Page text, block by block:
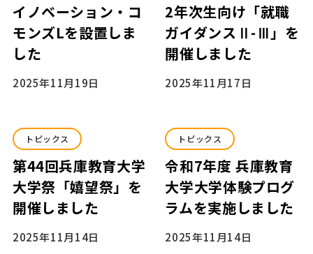
イノベーション・コ
モンズLを設置しま
した
2025年11月19日
2年次生向け「就職
ガイダンスⅡ-Ⅲ」を
開催しました
2025年11月17日
トピックス
第44回兵庫教育大学
大学祭「嬉望祭」を
開催しました
2025年11月14日
トピックス
令和7年度 兵庫教育
大学大学体験プログ
ラムを実施しました
2025年11月14日